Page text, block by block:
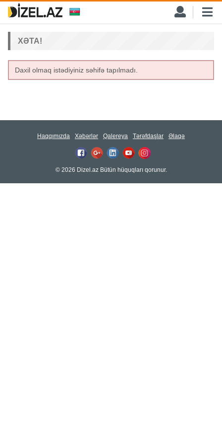
XƏTA!
Daxil olmaq istədiyiniz səhifə tapılmadı.
Haqqımızda Xəbərlər Qalereya Tərəfdaşlar Əlaqə
© 2026 Dizel.az Bütün hüquqları qorunur.